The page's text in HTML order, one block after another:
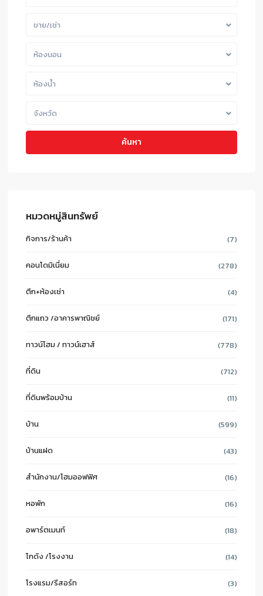
ขาย/เช่า
ห้องนอน
ห้องน้ำ
จังหวัด
ค้นหา
หมวดหมู่สินทรัพย์
กิจการ/ร้านค้า (7)
คอนโดมิเนี่ยม (278)
ตึก+ห้องเช่า (4)
ตึกแถว /อาคารพาณิชย์ (171)
ทาวน์โฮม / ทาวน์เฮาส์ (778)
ที่ดิน (712)
ที่ดินพร้อมบ้าน (11)
บ้าน (599)
บ้านแฝด (43)
สำนักงาน/โฮมออฟฟิศ (16)
หอพัก (16)
อพาร์ตเมนท์ (18)
โกดัง /โรงงาน (14)
โรงแรม/รีสอร์ท (3)